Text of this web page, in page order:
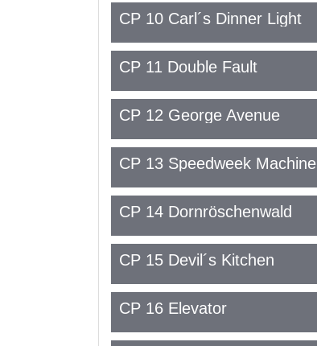
CP 10 Carl´s Dinner Light
CP 11 Double Fault
CP 12 George Avenue
CP 13 Speedweek Machine
CP 14 Dornröschenwald
CP 15 Devil´s Kitchen
CP 16 Elevator